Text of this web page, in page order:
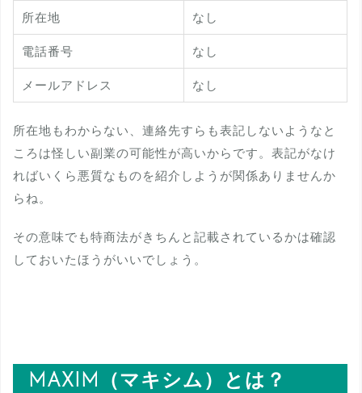
所在地 なし
電話番号 なし
メールアドレス なし
所在地もわからない、連絡先すらも表記しないようなと
ころは怪しい副業の可能性が高いからです。表記がなけ
ればいくら悪質なものを紹介しようが関係ありませんか
らね。
その意味でも特商法がきちんと記載されているかは確認
しておいたほうがいいでしょう。
MAXIM（マキシム）とは？